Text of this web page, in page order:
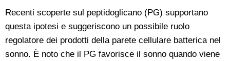
Recenti scoperte sul peptidoglicano (PG) supportano
questa ipotesi e suggeriscono un possibile ruolo
regolatore dei prodotti della parete cellulare batterica nel
sonno. È noto che il PG favorisce il sonno quando viene